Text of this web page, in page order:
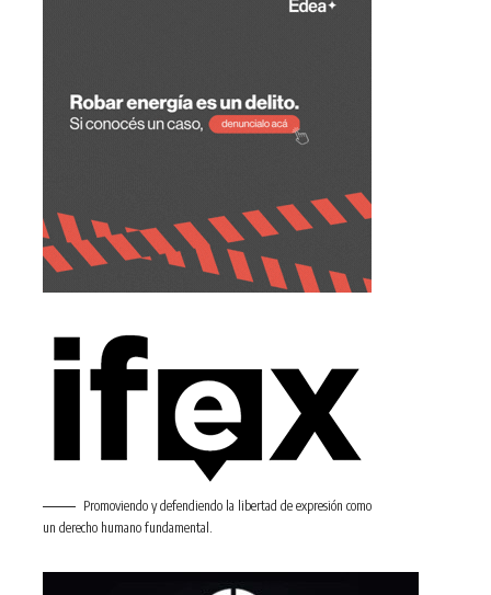
Promoviendo y defendiendo la libertad de expresión como
un derecho humano fundamental.